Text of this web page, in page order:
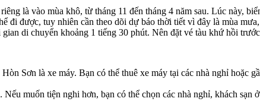
là vào mùa khô, từ tháng 11 đến tháng 4 năm sau. Lúc này,
đi được, tuy nhiên cần theo dõi dự báo thời tiết vì đây là mùa
di chuyển khoảng 1 tiếng 30 phút. Nên đặt vé tàu khứ hồi
Sơn là xe máy. Bạn có thể thuê xe máy tại các nhà nghỉ hoặc
muốn tiện nghi hơn, bạn có thể chọn các nhà nghỉ, khách